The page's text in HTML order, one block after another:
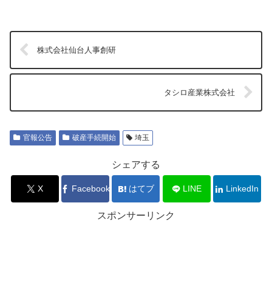
株式会社仙台人事創研
タシロ産業株式会社
官報公告 破産手続開始 埼玉
シェアする
X Facebook はてブ LINE LinkedIn
スポンサーリンク